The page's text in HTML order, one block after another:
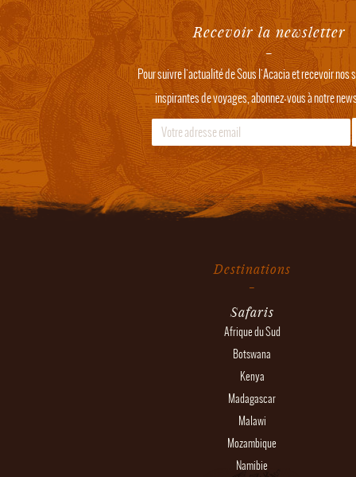
Recevoir la newsletter
Pour suivre l'actualité de Sous l'Acacia et recevoir nos
inspirantes de voyages, abonnez-vous à notre
Destinations
Safaris
Afrique du Sud
Botswana
Kenya
Madagascar
Malawi
Mozambique
Namibie